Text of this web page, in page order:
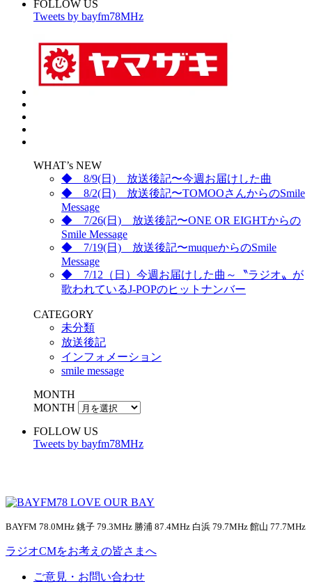
FOLLOW US
Tweets by bayfm78MHz
WHAT’s NEW
◆ 8/9(日) 放送後記〜今週お届けした曲
◆ 8/2(日) 放送後記〜TOMOOさんからのSmile
Message
◆ 7/26(日) 放送後記〜ONE OR EIGHTからの
Smile Message
◆ 7/19(日) 放送後記〜muqueからのSmile
Message
◆ 7/12（日）今週お届けした曲～〝ラジオ〟が
歌われているJ-POPのヒットナンバー
CATEGORY
未分類
放送後記
インフォメーション
smile message
MONTH
MONTH
FOLLOW US
Tweets by bayfm78MHz
BAYFM 78.0MHz 銚子 79.3MHz 勝浦 87.4MHz 白浜 79.7MHz 館山 77.7MHz
ラジオCMをお考えの皆さまへ
ご意見・お問い合わせ